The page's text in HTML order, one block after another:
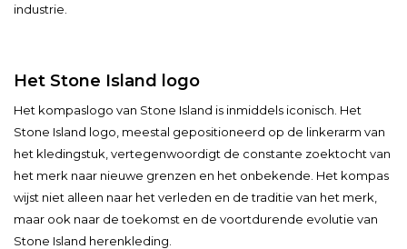
industrie.
Het Stone Island logo
Het kompaslogo van Stone Island is inmiddels iconisch. Het
Stone Island logo, meestal gepositioneerd op de linkerarm van
het kledingstuk, vertegenwoordigt de constante zoektocht van
het merk naar nieuwe grenzen en het onbekende. Het kompas
wijst niet alleen naar het verleden en de traditie van het merk,
maar ook naar de toekomst en de voortdurende evolutie van
Stone Island herenkleding.